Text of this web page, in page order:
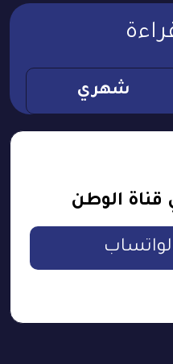
شهري
قناة الوطن